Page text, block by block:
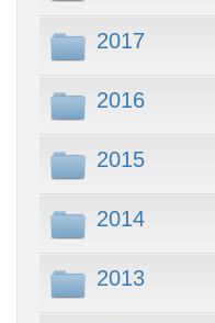
2017
2016
2015
2014
2013